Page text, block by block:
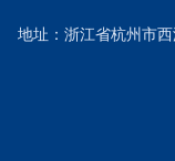
地址：浙江省杭州市